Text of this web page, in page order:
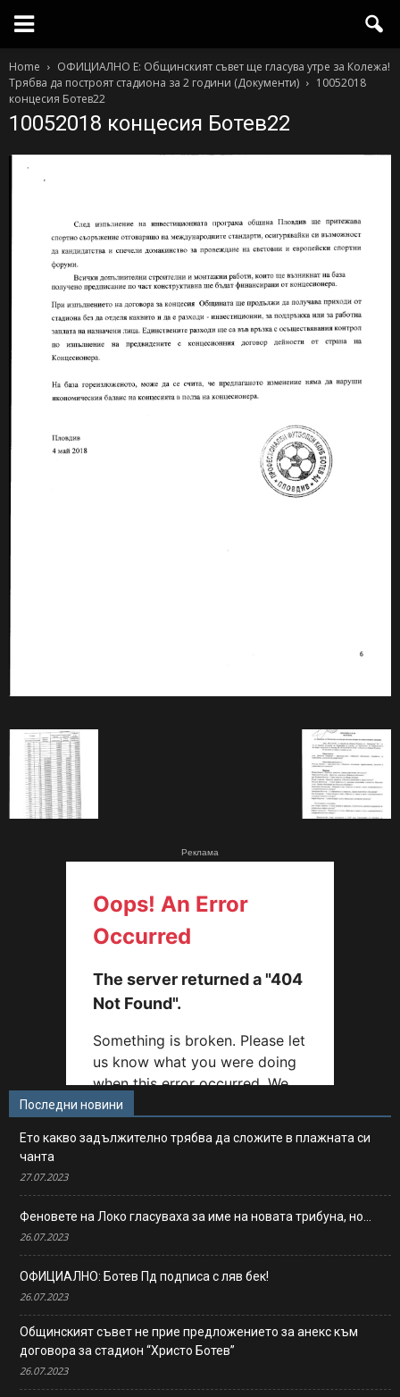
Home
ОФИЦИАЛНО Е: Общинският съвет ще гласува утре за Колежа!
Трябва да построят стадиона за 2 години (Документи)
10052018
концесия Ботев22
10052018 концесия Ботев22
Реклама
Последни новини
Ето какво задължително трябва да сложите в плажната си
чанта
27.07.2023
Феновете на Локо гласуваха за име на новата трибуна, но…
26.07.2023
ОФИЦИАЛНО: Ботев Пд подписа с ляв бек!
26.07.2023
Общинският съвет не прие предложението за анекс към
договора за стадион “Христо Ботев”
26.07.2023